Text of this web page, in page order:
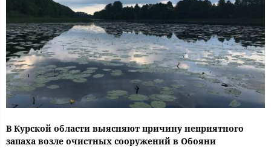
В Курской области выясняют причину неприятного
запаха возле очистных сооружений в Обояни